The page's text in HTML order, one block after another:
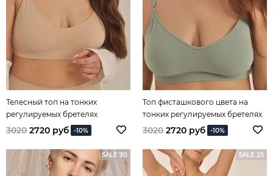
Телесный топ на тонких
регулируемых бретелях
размера plus
3020 2720 руб -10%
Топ фисташкового цвета на
тонких регулируемых бретелях
размера plus
3020 2720 руб -10%
SALE 30 SALE 25